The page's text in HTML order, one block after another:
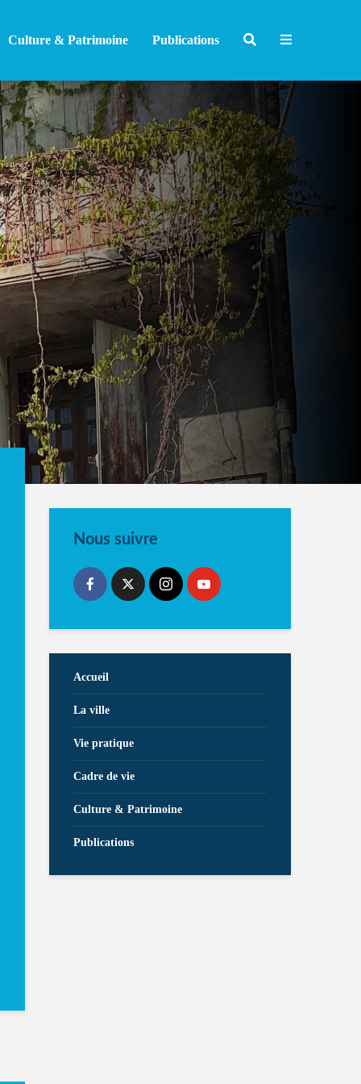
Culture & Patrimoine Publications
Nous suivre
Accueil
La ville
Vie pratique
Cadre de vie
Culture & Patrimoine
Publications